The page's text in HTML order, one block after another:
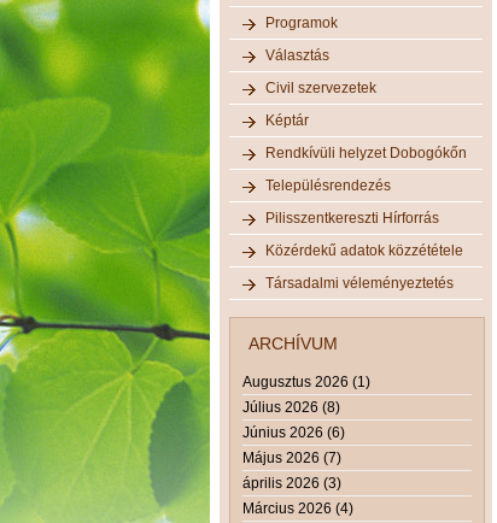
Programok
Választás
Civil szervezetek
Képtár
Rendkívüli helyzet Dobogókőn
Településrendezés
Pilisszentkereszti Hírforrás
Közérdekű adatok közzététele
Társadalmi véleményeztetés
ARCHÍVUM
Augusztus 2026 (1)
Július 2026 (8)
Június 2026 (6)
Május 2026 (7)
április 2026 (3)
Március 2026 (4)